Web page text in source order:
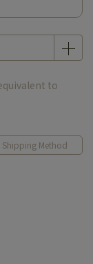
to
Shipping Method